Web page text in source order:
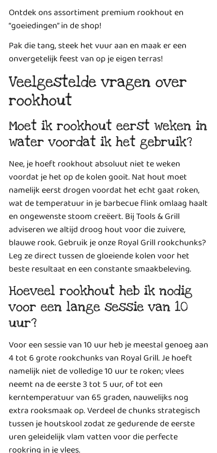
Ontdek ons assortiment premium rookhout en
“goeiedingen” in de shop!
Pak die tang, steek het vuur aan en maak er een
onvergetelijk feest van op je eigen terras!
Veelgestelde vragen over
rookhout
Moet ik rookhout eerst weken in
water voordat ik het gebruik?
Nee, je hoeft rookhout absoluut niet te weken
voordat je het op de kolen gooit. Nat hout moet
namelijk eerst drogen voordat het echt gaat roken,
wat de temperatuur in je barbecue flink omlaag haalt
en ongewenste stoom creëert. Bij Tools & Grill
adviseren we altijd droog hout voor die zuivere,
blauwe rook. Gebruik je onze Royal Grill rookchunks?
Leg ze direct tussen de gloeiende kolen voor het
beste resultaat en een constante smaakbeleving.
Hoeveel rookhout heb ik nodig
voor een lange sessie van 10
uur?
Voor een sessie van 10 uur heb je meestal genoeg aan
4 tot 6 grote rookchunks van Royal Grill. Je hoeft
namelijk niet de volledige 10 uur te roken; vlees
neemt na de eerste 3 tot 5 uur, of tot een
kerntemperatuur van 65 graden, nauwelijks nog
extra rooksmaak op. Verdeel de chunks strategisch
tussen je houtskool zodat ze gedurende de eerste
uren geleidelijk vlam vatten voor die perfecte
rookring in je vlees.